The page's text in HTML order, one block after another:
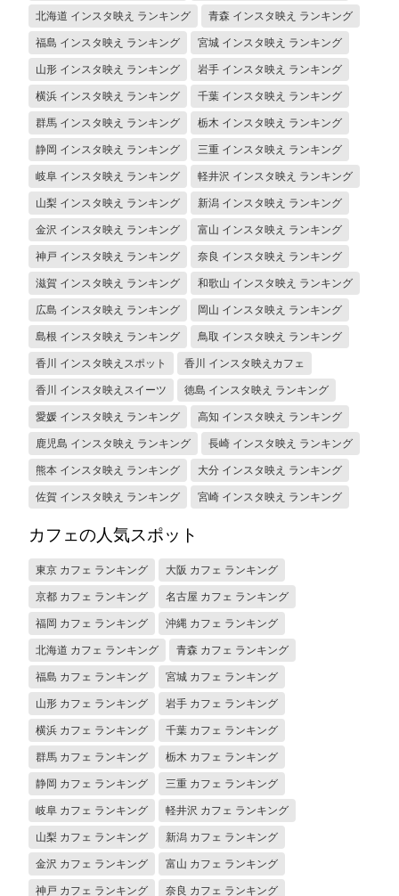
北海道 インスタ映え ランキング 青森 インスタ映え ランキング
福島 インスタ映え ランキング 宮城 インスタ映え ランキング
山形 インスタ映え ランキング 岩手 インスタ映え ランキング
横浜 インスタ映え ランキング 千葉 インスタ映え ランキング
群馬 インスタ映え ランキング 栃木 インスタ映え ランキング
静岡 インスタ映え ランキング 三重 インスタ映え ランキング
岐阜 インスタ映え ランキング 軽井沢 インスタ映え ランキング
山梨 インスタ映え ランキング 新潟 インスタ映え ランキング
金沢 インスタ映え ランキング 富山 インスタ映え ランキング
神戸 インスタ映え ランキング 奈良 インスタ映え ランキング
滋賀 インスタ映え ランキング 和歌山 インスタ映え ランキング
広島 インスタ映え ランキング 岡山 インスタ映え ランキング
島根 インスタ映え ランキング 鳥取 インスタ映え ランキング
香川 インスタ映えスポット 香川 インスタ映えカフェ
香川 インスタ映えスイーツ 徳島 インスタ映え ランキング
愛媛 インスタ映え ランキング 高知 インスタ映え ランキング
鹿児島 インスタ映え ランキング 長崎 インスタ映え ランキング
熊本 インスタ映え ランキング 大分 インスタ映え ランキング
佐賀 インスタ映え ランキング 宮崎 インスタ映え ランキング
カフェの人気スポット
東京 カフェ ランキング 大阪 カフェ ランキング
京都 カフェ ランキング 名古屋 カフェ ランキング
福岡 カフェ ランキング 沖縄 カフェ ランキング
北海道 カフェ ランキング 青森 カフェ ランキング
福島 カフェ ランキング 宮城 カフェ ランキング
山形 カフェ ランキング 岩手 カフェ ランキング
横浜 カフェ ランキング 千葉 カフェ ランキング
群馬 カフェ ランキング 栃木 カフェ ランキング
静岡 カフェ ランキング 三重 カフェ ランキング
岐阜 カフェ ランキング 軽井沢 カフェ ランキング
山梨 カフェ ランキング 新潟 カフェ ランキング
金沢 カフェ ランキング 富山 カフェ ランキング
神戸 カフェ ランキング 奈良 カフェ ランキング